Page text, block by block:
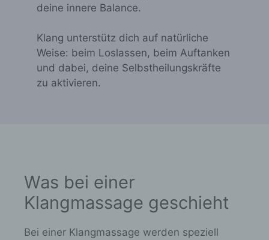
deine innere Balance.
Klang unterstütz dich auf natürliche
Weise: beim Loslassen, beim Auftanken
und dabei, deine Selbstheilungskräfte
zu aktivieren.
Was bei einer
Klangmassage geschieht
Bei einer Klangmassage werden speziell